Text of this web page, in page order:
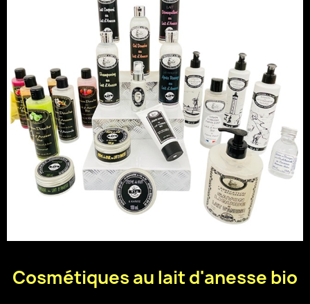
Cosmétiques au lait d'anesse bio